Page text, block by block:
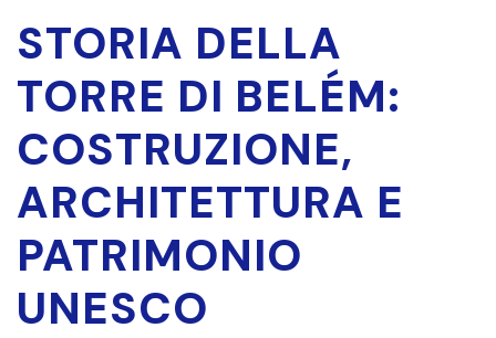
STORIA DELLA
TORRE DI BELÉM:
COSTRUZIONE,
ARCHITETTURA E
PATRIMONIO
UNESCO